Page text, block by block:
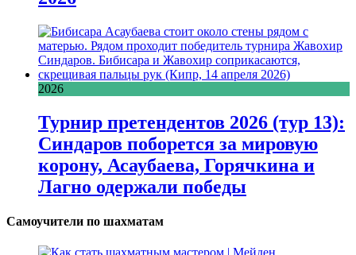
2026
Турнир претендентов 2026 (тур 13):
Синдаров поборется за мировую
корону, Асаубаева, Горячкина и
Лагно одержали победы
Самоучители по шахматам